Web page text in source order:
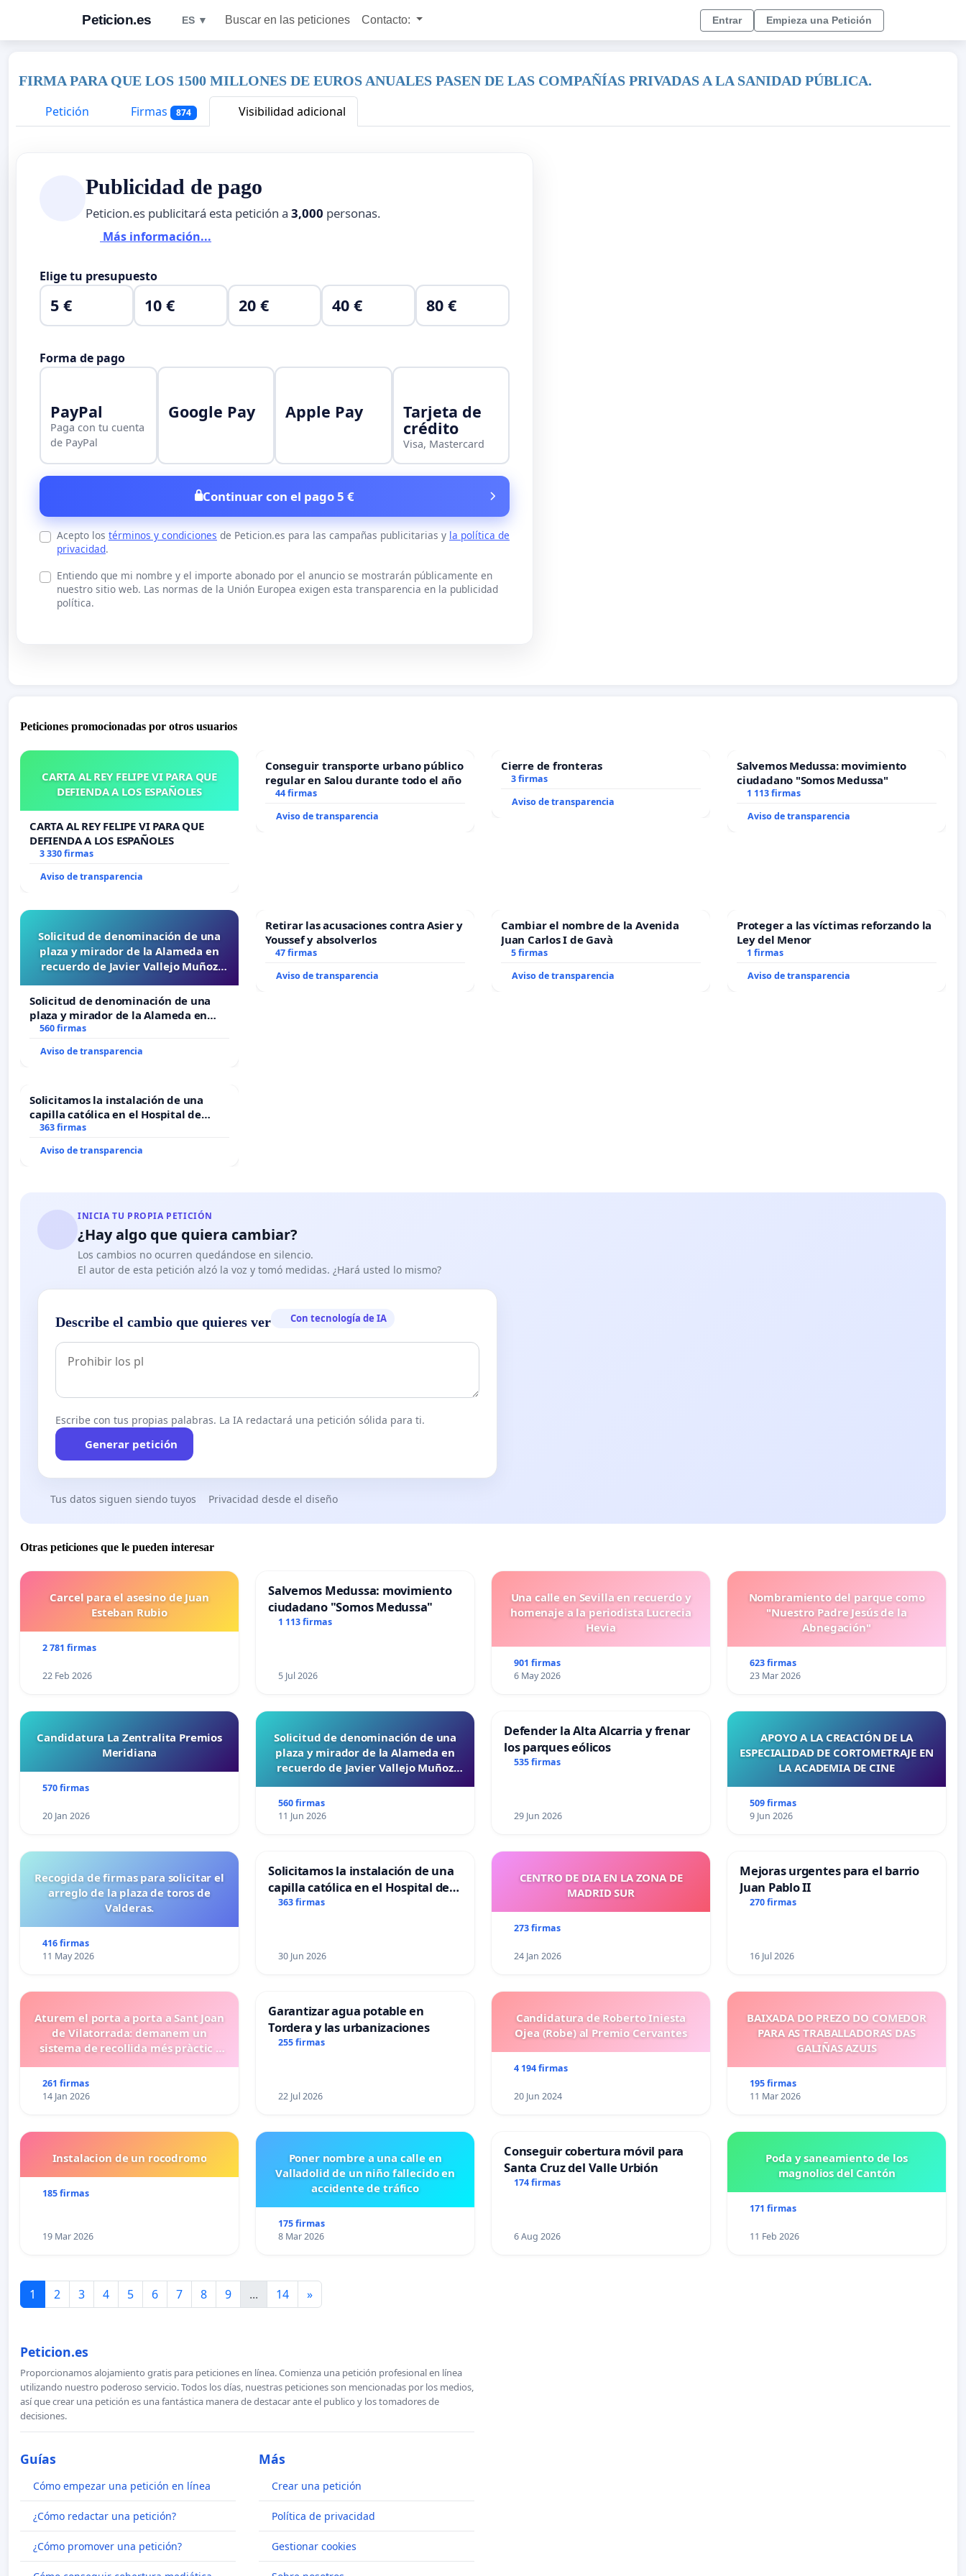
Peticion.es ES ▼ Buscar en las peticiones Contacto: Entrar Empieza una Petición
FIRMA PARA QUE LOS 1500 MILLONES DE EUROS ANUALES PASEN DE LAS COMPAÑÍAS PRIVADAS A LA SANIDAD PÚBLICA.
Petición
Firmas 874 Visibilidad adicional
Publicidad de pago
Peticion.es publicitará esta petición a 3,000 personas.
Más información...
Elige tu presupuesto
5 € 10 € 20 € 40 € 80 €
Forma de pago
PayPal
Paga con tu cuenta
de PayPal
Google Pay Apple Pay Tarjeta de
crédito
Visa, Mastercard
Continuar con el pago 5 €
Acepto los términos y condiciones de Peticion.es para las campañas publicitarias y la política de
privacidad.
Entiendo que mi nombre y el importe abonado por el anuncio se mostrarán públicamente en
nuestro sitio web. Las normas de la Unión Europea exigen esta transparencia en la publicidad
política.
Peticiones promocionadas por otros usuarios
CARTA AL REY FELIPE VI PARA QUE
DEFIENDA A LOS ESPAÑOLES
CARTA AL REY FELIPE VI PARA QUE
DEFIENDA A LOS ESPAÑOLES
3 330 firmas
Aviso de transparencia
Conseguir transporte urbano público
regular en Salou durante todo el año
44 firmas
Aviso de transparencia
Cierre de fronteras
3 firmas
Aviso de transparencia
Salvemos Medussa: movimiento
ciudadano "Somos Medussa"
1 113 firmas
Aviso de transparencia
Solicitud de denominación de una
plaza y mirador de la Alameda en
recuerdo de Javier Vallejo Muñoz
Solicitud de denominación de una
plaza y mirador de la Alameda en
recuerdo de Javier Vallejo Muñoz
560 firmas
Aviso de transparencia
Retirar las acusaciones contra Asier y
Youssef y absolverlos
47 firmas
Aviso de transparencia
Cambiar el nombre de la Avenida
Juan Carlos I de Gavà
5 firmas
Aviso de transparencia
Proteger a las víctimas reforzando la
Ley del Menor
1 firmas
Aviso de transparencia
Solicitamos la instalación de una
capilla católica en el Hospital de
Alcañiz
363 firmas
Aviso de transparencia
INICIA TU PROPIA PETICIÓN
¿Hay algo que quiera cambiar?
Los cambios no ocurren quedándose en silencio.
El autor de esta petición alzó la voz y tomó medidas. ¿Hará usted lo mismo?
Describe el cambio que quieres ver Con tecnología de IA
Escribe con tus propias palabras. La IA redactará una petición sólida para ti.
Generar petición
Tus datos siguen siendo tuyos Privacidad desde el diseño
Otras peticiones que le pueden interesar
Carcel para el asesino de Juan
Esteban Rubio
2 781 firmas
22 Feb 2026
Salvemos Medussa: movimiento
ciudadano "Somos Medussa"
1 113 firmas
5 Jul 2026
Una calle en Sevilla en recuerdo y
homenaje a la periodista Lucrecia
Hevia
901 firmas
6 May 2026
Nombramiento del parque como
"Nuestro Padre Jesús de la
Abnegación"
623 firmas
23 Mar 2026
Candidatura La Zentralita Premios
Meridiana
570 firmas
20 Jan 2026
Solicitud de denominación de una
plaza y mirador de la Alameda en
recuerdo de Javier Vallejo Muñoz
560 firmas
11 Jun 2026
Defender la Alta Alcarria y frenar
los parques eólicos
535 firmas
29 Jun 2026
APOYO A LA CREACIÓN DE LA
ESPECIALIDAD DE CORTOMETRAJE EN
LA ACADEMIA DE CINE
509 firmas
9 Jun 2026
Recogida de firmas para solicitar el
arreglo de la plaza de toros de
Valderas.
416 firmas
11 May 2026
Solicitamos la instalación de una
capilla católica en el Hospital de
Alcañiz
363 firmas
30 Jun 2026
CENTRO DE DIA EN LA ZONA DE
MADRID SUR
273 firmas
24 Jan 2026
Mejoras urgentes para el barrio
Juan Pablo II
270 firmas
16 Jul 2026
Aturem el porta a porta a Sant Joan
de Vilatorrada: demanem un
sistema de recollida més pràctic i
261 firmas
14 Jan 2026
Garantizar agua potable en
Tordera y las urbanizaciones
255 firmas
22 Jul 2026
Candidatura de Roberto Iniesta
Ojea (Robe) al Premio Cervantes
4 194 firmas
20 Jun 2024
BAIXADA DO PREZO DO COMEDOR
PARA AS TRABALLADORAS DAS
GALIÑAS AZUIS
195 firmas
11 Mar 2026
Instalacion de un rocodromo
185 firmas
19 Mar 2026
Poner nombre a una calle en
Valladolid de un niño fallecido en
accidente de tráfico
175 firmas
8 Mar 2026
Conseguir cobertura móvil para
Santa Cruz del Valle Urbión
174 firmas
6 Aug 2026
Poda y saneamiento de los
magnolios del Cantón
171 firmas
11 Feb 2026
1 2 3 4 5 6 7 8 9 ... 14 »
Peticion.es
Proporcionamos alojamiento gratis para peticiones en línea. Comienza una petición profesional en línea
utilizando nuestro poderoso servicio. Todos los días, nuestras peticiones son mencionadas por los medios,
así que crear una petición es una fantástica manera de destacar ante el publico y los tomadores de
decisiones.
Guías
Cómo empezar una petición en línea
¿Cómo redactar una petición?
¿Cómo promover una petición?
Más
Crear una petición
Política de privacidad
Gestionar cookies